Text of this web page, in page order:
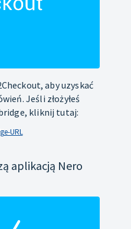
aby uzyskać
Jeśli złożyłeś
kliknij tutaj:
URL
aplikacją Nero